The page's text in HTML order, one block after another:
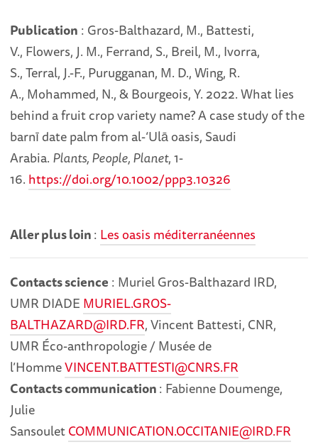
Publication : Gros-Balthazard, M., Battesti,
V., Flowers, J. M., Ferrand, S., Breil, M., Ivorra,
S., Terral, J.-F., Purugganan, M. D., Wing, R.
A., Mohammed, N., & Bourgeois, Y. 2022. What lies
behind a fruit crop variety name? A case study of the
barnī date palm from al-‘Ulā oasis, Saudi
Arabia. Plants, People, Planet, 1-
16. https://doi.org/10.1002/ppp3.10326
Aller plus loin: Les oasis méditerranéennes
Contacts science : Muriel Gros-Balthazard IRD,
UMR DIADE MURIEL.GROS-
BALTHAZARD@IRD.FR, Vincent Battesti, CNR,
UMR Éco-anthropologie / Musée de
l’HommeVINCENT.BATTESTI@CNRS.FR
Contacts communication: Fabienne Doumenge,
Julie
SansouletCOMMUNICATION.OCCITANIE@IRD.FR